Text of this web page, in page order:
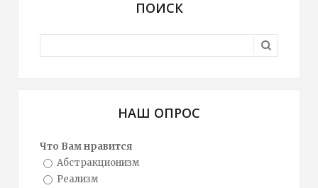
ПОИСК
НАШ ОПРОС
Что Вам нравится
Абстракционизм
Реализм